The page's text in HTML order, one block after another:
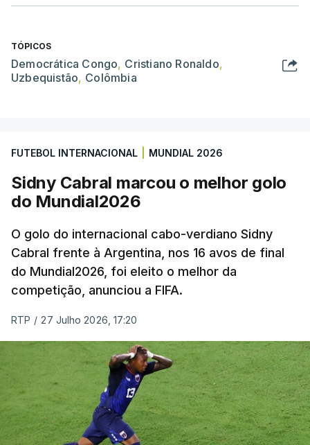
TÓPICOS
Democrática Congo, Cristiano Ronaldo,
Uzbequistão, Colômbia
FUTEBOL INTERNACIONAL MUNDIAL 2026
Sidny Cabral marcou o melhor golo
do Mundial2026
O golo do internacional cabo-verdiano Sidny
Cabral frente à Argentina, nos 16 avos de final
do Mundial2026, foi eleito o melhor da
competição, anunciou a FIFA.
RTP / 27 Julho 2026, 17:20